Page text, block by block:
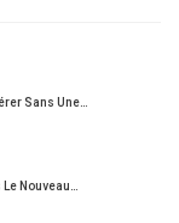
Sans Une…
Le Nouveau…